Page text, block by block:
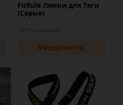
FitRule Лямки для Тяги
(Серые)
Уведомить